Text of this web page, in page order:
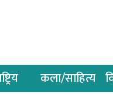
कला/साहित्य